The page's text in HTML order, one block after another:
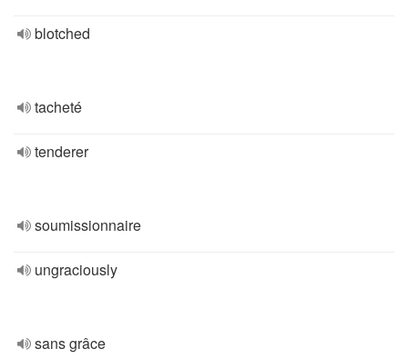
blotched
tacheté
tenderer
soumissionnaire
ungraciously
sans grâce